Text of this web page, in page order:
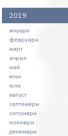
2019
януари
февруари
март
април
май
юни
юли
август
септември
октомври
ноември
декември